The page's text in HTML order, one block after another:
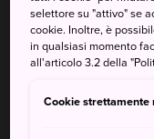
la
La realizzazione di
prodotto solo in
selettore su "attivo" se
cookie. Inoltre, è
in qualsiasi momento
all'articolo 3.2 della
Cookie strettamente